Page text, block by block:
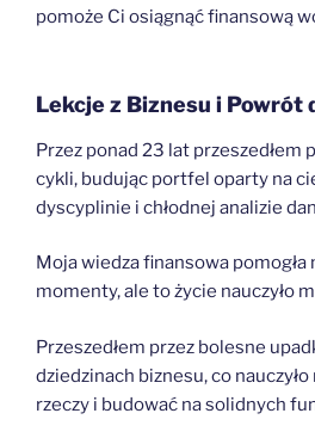
pomoże Ci osiągnąć finansową
Lekcje z Biznesu i Powrót
Przez ponad 23 lat przeszedłem
cykli, budując portfel oparty na
dyscyplinie i chłodnej analizie
Moja wiedza finansowa
momenty, ale to życie nauczyło
Przeszedłem przez bolesne
dziedzinach biznesu, co
rzeczy i budować na solidnych